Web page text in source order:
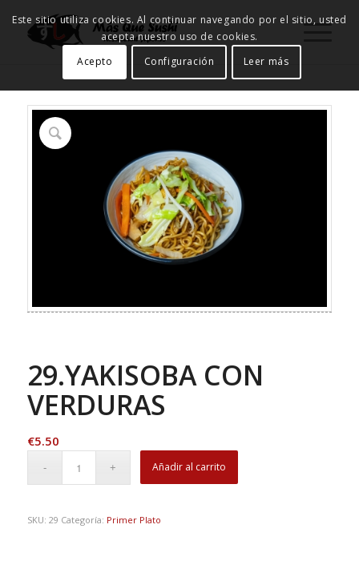
29.YAKISOBA CON
VERDURAS
€5.50
Añadir al carrito
SKU: 29 Categoría: Primer Plato
Este sitio utiliza cookies. Al continuar navegando por el sitio, usted
acepta nuestro uso de cookies.
Acepto
Configuración Leer más